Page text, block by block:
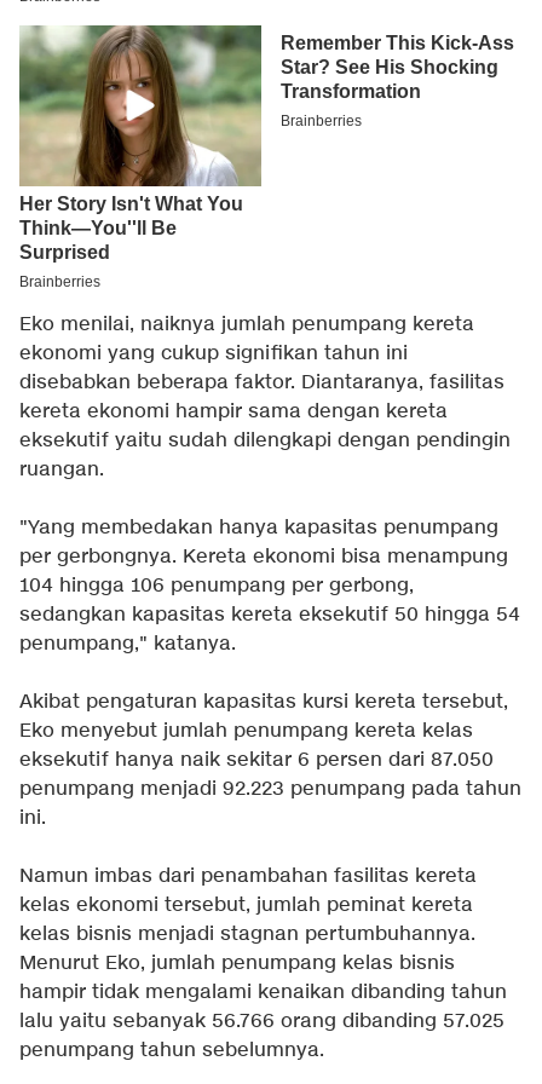
Eko menilai, naiknya jumlah penumpang kereta
ekonomi yang cukup signifikan tahun ini
disebabkan beberapa faktor. Diantaranya, fasilitas
kereta ekonomi hampir sama dengan kereta
eksekutif yaitu sudah dilengkapi dengan pendingin
ruangan.
"Yang membedakan hanya kapasitas penumpang
per gerbongnya. Kereta ekonomi bisa menampung
104 hingga 106 penumpang per gerbong,
sedangkan kapasitas kereta eksekutif 50 hingga 54
penumpang," katanya.
Akibat pengaturan kapasitas kursi kereta tersebut,
Eko menyebut jumlah penumpang kereta kelas
eksekutif hanya naik sekitar 6 persen dari 87.050
penumpang menjadi 92.223 penumpang pada tahun
ini.
Namun imbas dari penambahan fasilitas kereta
kelas ekonomi tersebut, jumlah peminat kereta
kelas bisnis menjadi stagnan pertumbuhannya.
Menurut Eko, jumlah penumpang kelas bisnis
hampir tidak mengalami kenaikan dibanding tahun
lalu yaitu sebanyak 56.766 orang dibanding 57.025
penumpang tahun sebelumnya.